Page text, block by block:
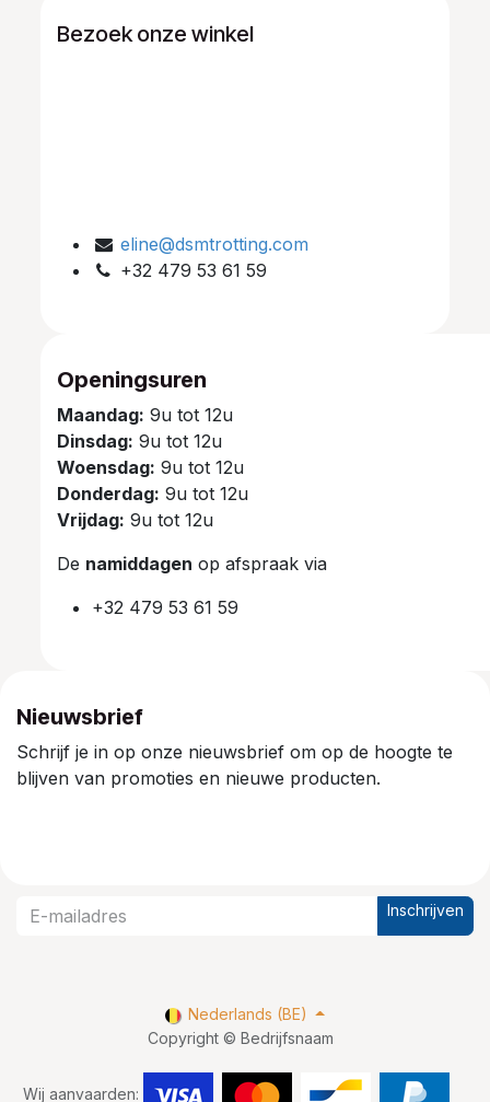
Bezoek onze winkel
eline@dsmtrotting.com
+32 479 53 61 59
Openingsuren
Maandag: 9u tot 12u
Dinsdag: 9u tot 12u
Woensdag: 9u tot 12u
Donderdag: 9u tot 12u
Vrijdag: 9u tot 12u
De namiddagen op afspraak via
+32 479 53 61 59
Nieuwsbrief
Schrijf je in op onze nieuwsbrief om op de hoogte te
blijven van promoties en nieuwe producten.
Inschrijven
Copyright © Bedrijfsnaam
Wij aanvaarden:
Nederlands (BE)